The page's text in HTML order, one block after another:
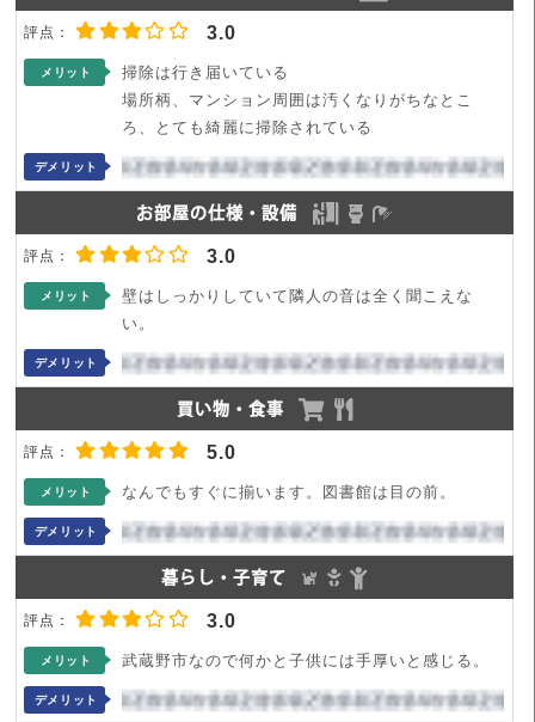
3.0
メリット
掃除は行き届いている
場所柄、マンション周囲は汚くなりがちなとこ
ろ、とても綺麗に掃除されている
デメリット
お部屋の仕様・設備
3.0
メリット
壁はしっかりしていて隣人の音は全く聞こえな
い。
デメリット
買い物・食事
5.0
メリット なんでもすぐに揃います。図書館は目の前。
デメリット
暮らし・子育て
3.0
メリット 武蔵野市なので何かと子供には手厚いと感じる。
デメリット